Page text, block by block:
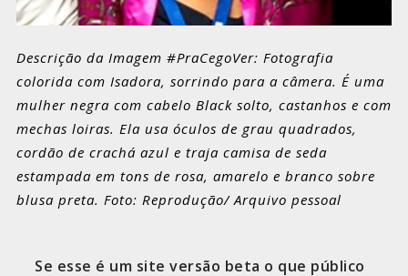
Descrição da Imagem #PraCegoVer: Fotografia
colorida com Isadora, sorrindo para a câmera. É uma
mulher negra com cabelo Black solto, castanhos e com
mechas loiras. Ela usa óculos de grau quadrados,
cordão de crachá azul e traja camisa de seda
estampada em tons de rosa, amarelo e branco sobre
blusa preta. Foto: Reprodução/ Arquivo pessoal
Se esse é um site versão beta o que público